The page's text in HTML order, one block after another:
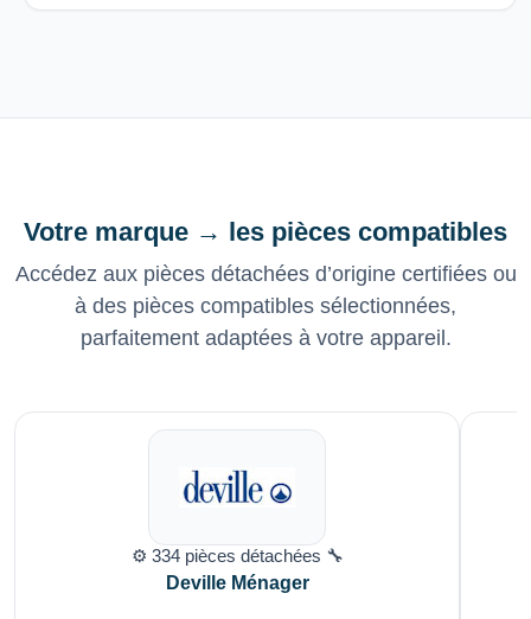
Votre marque → les pièces compatibles
Accédez aux pièces détachées d’origine certifiées ou
à des pièces compatibles sélectionnées,
parfaitement adaptées à votre appareil.
⚙️ 334 pièces détachées 🔧
Deville Ménager